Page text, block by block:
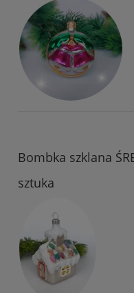
Bombka szklana
sztuka